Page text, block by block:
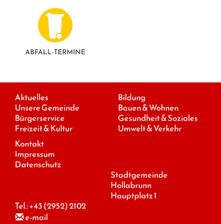
ABFALL-TERMINE
Aktuelles
Unsere Gemeinde
Bürgerservice
Freizeit & Kultur
Bildung
Bauen & Wohnen
Gesundheit & Soziales
Umwelt & Verkehr
Kontakt
Impressum
Datenschutz
Stadtgemeinde
Hollabrunn
Hauptplatz 1
Tel.:+43 (2952) 2102
e-mail